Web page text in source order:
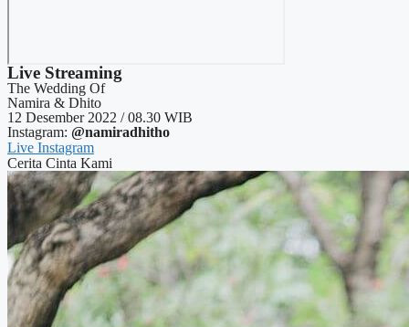
Live Streaming
The Wedding Of
Namira & Dhito
12 Desember 2022 / 08.30 WIB
Instagram: @namiradhitho
Live Instagram
Cerita Cinta Kami